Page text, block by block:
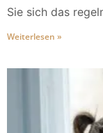
Sie sich das
Weiterlesen »